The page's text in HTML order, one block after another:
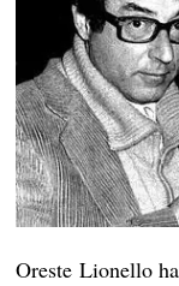
Oreste Lionello